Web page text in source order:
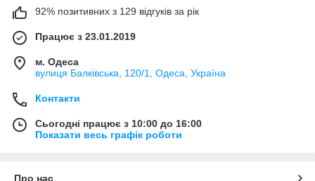
92% позитивних з 129 відгуків за рік
Працює з 23.01.2019
м. Одеса
вулиця Балківська, 120/1, Одеса, Україна
Контакти
Сьогодні працює з 10:00 до 16:00
Показати весь графік роботи
Про нас